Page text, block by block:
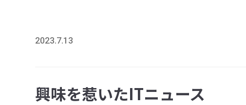
2023.7.13
興味を惹いたITニュース